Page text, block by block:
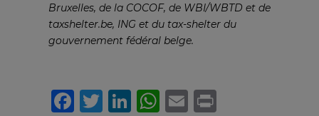
Bruxelles, de la COCOF, de WBI/WBTD et de
taxshelter.be, ING et du tax-shelter du
gouvernement fédéral belge.
Facebook
Twitter
LinkedIn
WhatsApp
Email